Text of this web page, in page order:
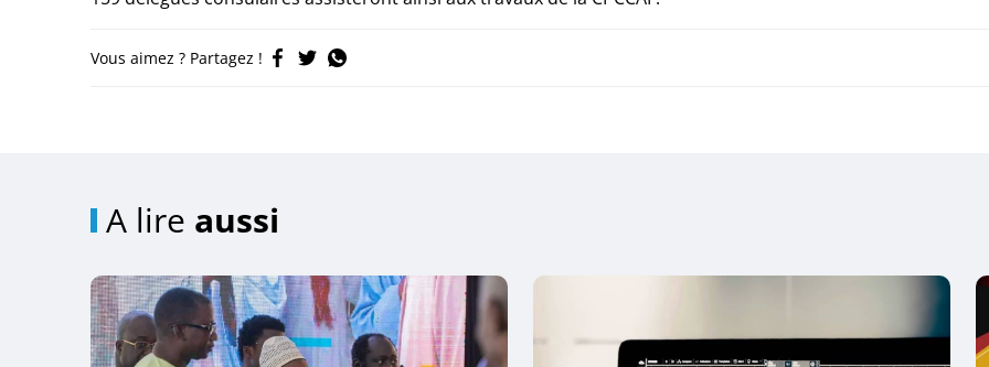
Vous aimez ? Partagez !
A lire aussi